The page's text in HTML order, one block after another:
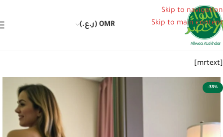
Skip to navigation
Skip to main content
OMR (ر.ع.)
[mrtext]
-33%